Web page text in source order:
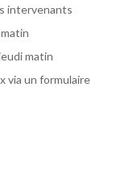
intervenants
matin
via un formulaire